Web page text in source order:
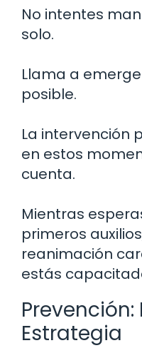
No intentes
solo.
Llama a
posible.
La intervención
en estos
cuenta.
Mientras
primeros
reanimación
estás
Prevención:
Estrategia